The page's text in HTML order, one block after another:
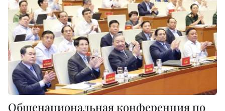
Общенациональная конференция по